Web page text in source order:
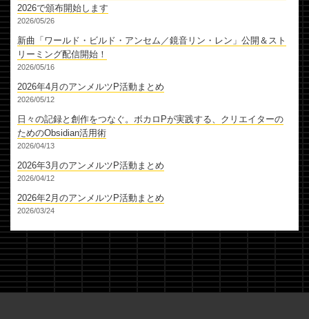
2026で頒布開始します
2026/05/26
新曲「ワールド・ビルド・アンセム／鏡音リン・レン」公開＆スト
リーミング配信開始！
2026/05/16
2026年4月のアンメルツP活動まとめ
2026/05/12
日々の記録と創作をつなぐ。ボカロPが実践する、クリエイターの
ためのObsidian活用術
2026/04/13
2026年3月のアンメルツP活動まとめ
2026/04/12
2026年2月のアンメルツP活動まとめ
2026/03/24